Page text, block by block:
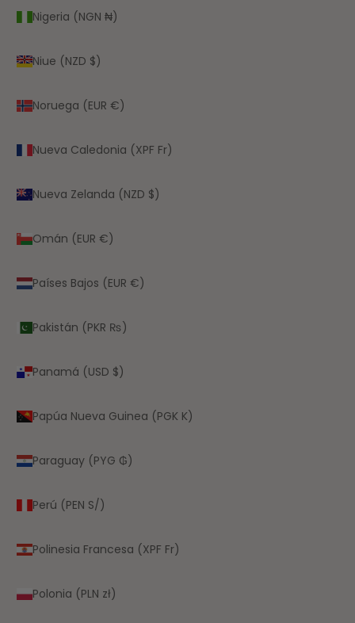
Nigeria (NGN ₦)
Niue (NZD $)
Noruega (EUR €)
Nueva Caledonia (XPF Fr)
Nueva Zelanda (NZD $)
Omán (EUR €)
Países Bajos (EUR €)
Pakistán (PKR ₨)
Panamá (USD $)
Papúa Nueva Guinea (PGK K)
Paraguay (PYG ₲)
Perú (PEN S/)
Polinesia Francesa (XPF Fr)
Polonia (PLN zł)